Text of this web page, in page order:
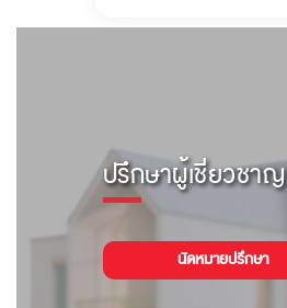
ปรึกษาผู้เชี่ยวชาญ
นัดหมายปรึกษา